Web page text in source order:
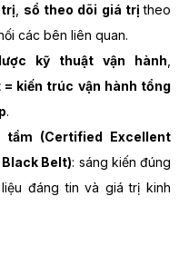
sổ theo dõi giá trịtheo
các bên liên quan.
kỹ thuật vận hành
kiến trúc vận hành tổng
.
tầm (Certified Excellent
Belt): sáng kiến đúng
đáng tin và giá trị kinh